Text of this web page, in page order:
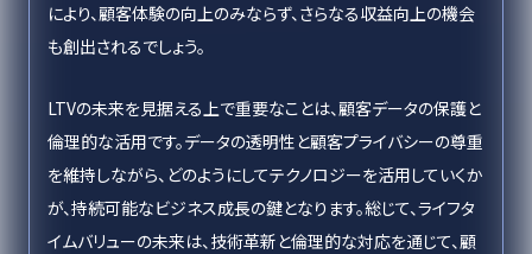
により、顧客体験の向上のみならず、さらなる収益向上の機会
も創出されるでしょう。
LTVの未来を見据える上で重要なことは、顧客データの保護と
倫理的な活用です。データの透明性と顧客プライバシーの尊重
を維持しながら、どのようにしてテクノロジーを活用していくか
が、持続可能なビジネス成長の鍵となります。総じて、ライフタ
イムバリューの未来は、技術革新と倫理的な対応を通じて、顧